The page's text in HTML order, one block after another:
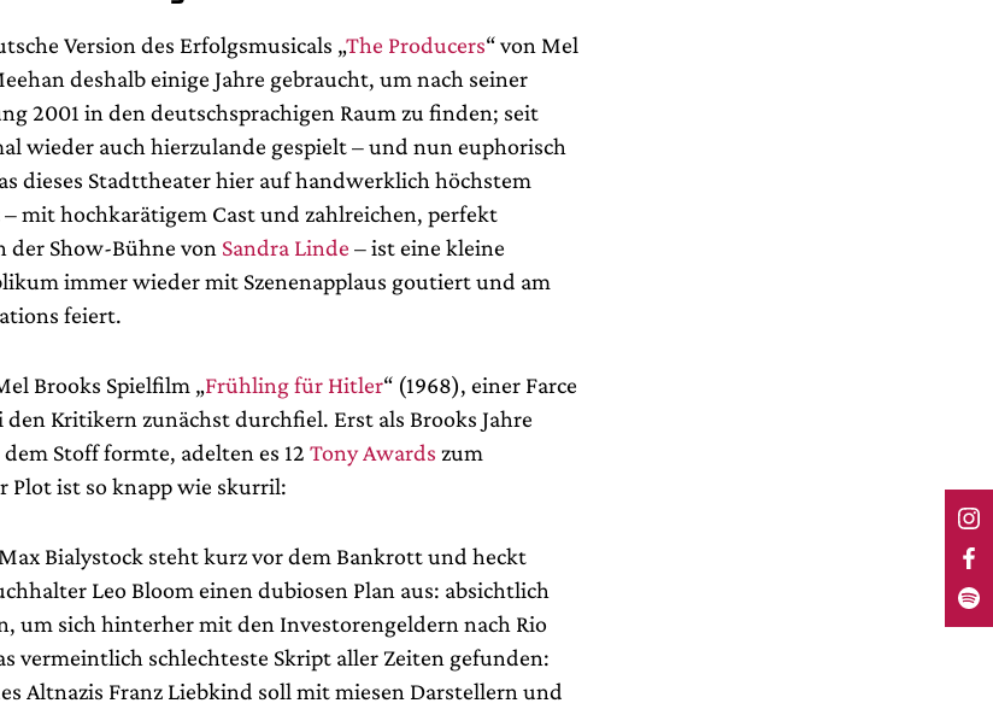
Version des Erfolgsmusicals „The Producers“ von Mel
deshalb einige Jahre gebraucht, um nach seiner
2001 in den deutschsprachigen Raum zu finden; seit
wieder auch hierzulande gespielt – und nun euphorisch
dieses Stadttheater hier auf handwerklich höchstem
– mit hochkarätigem Cast und zahlreichen, perfekt
Show-Bühne von Sandra Linde – ist eine kleine
immer wieder mit Szenenapplaus goutiert und am
feiert.
Brooks Spielfilm „Frühling für Hitler“ (1968), einer Farce
den Kritikern zunächst durchfiel. Erst als Brooks Jahre
Stoff formte, adelten es 12 Tony Awards zum
Plot ist so knapp wie skurril:
Bialystock steht kurz vor dem Bankrott und heckt
Leo Bloom einen dubiosen Plan aus: absichtlich
um sich hinterher mit den Investorengeldern nach Rio
vermeintlich schlechteste Skript aller Zeiten gefunden:
Altnazis Franz Liebkind soll mit miesen Darstellern und